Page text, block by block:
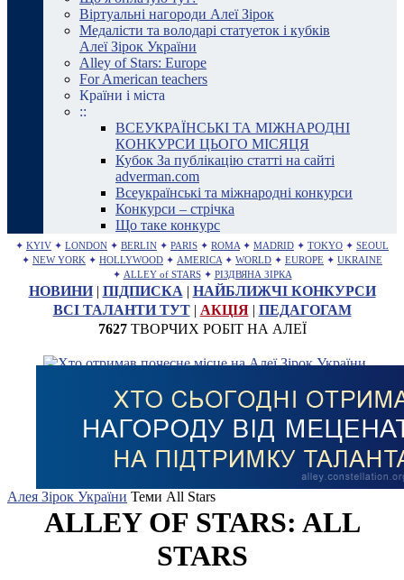
Віртуальні нагороди Алеї Зірок
Медалісти та володарі статуеток і кубків
Алеї Зірок України
Alley of Stars: Europe
For American teachers
Країни і міста
::
ВСЕУКРАЇНСЬКІ ТА МІЖНАРОДНІ
КОНКУРСИ ЦЬОГО МІСЯЦЯ
Кубок За публікацію статті на сайті
adverman.com
Всеукраїнські та міжнародні конкурси
Конкурси – стрічка
Що таке конкурс
✦ KYIV ✦ LONDON ✦ BERLIN ✦ PARIS ✦ ROMA ✦ MADRID ✦ TOKYO ✦ SEOUL
✦ NEW YORK ✦ HOLLYWOOD ✦ AMERICA ✦ WORLD ✦ EUROPE ✦ UKRAINE
✦ ALLEY of STARS ✦ РІЗДВЯНА ЗІРКА
НОВИНИ| ПІДПИСКА | НАЙБЛИЖЧІ КОНКУРСИ
ВСІ ТАЛАНТИ ТУТ| АКЦІЯ| ПЕДАГОГАМ
7627ТВОРЧИХ РОБІТ НА АЛЕЇ
Алея Зірок України Теми All Stars
ALLEY OF STARS: ALL
STARS